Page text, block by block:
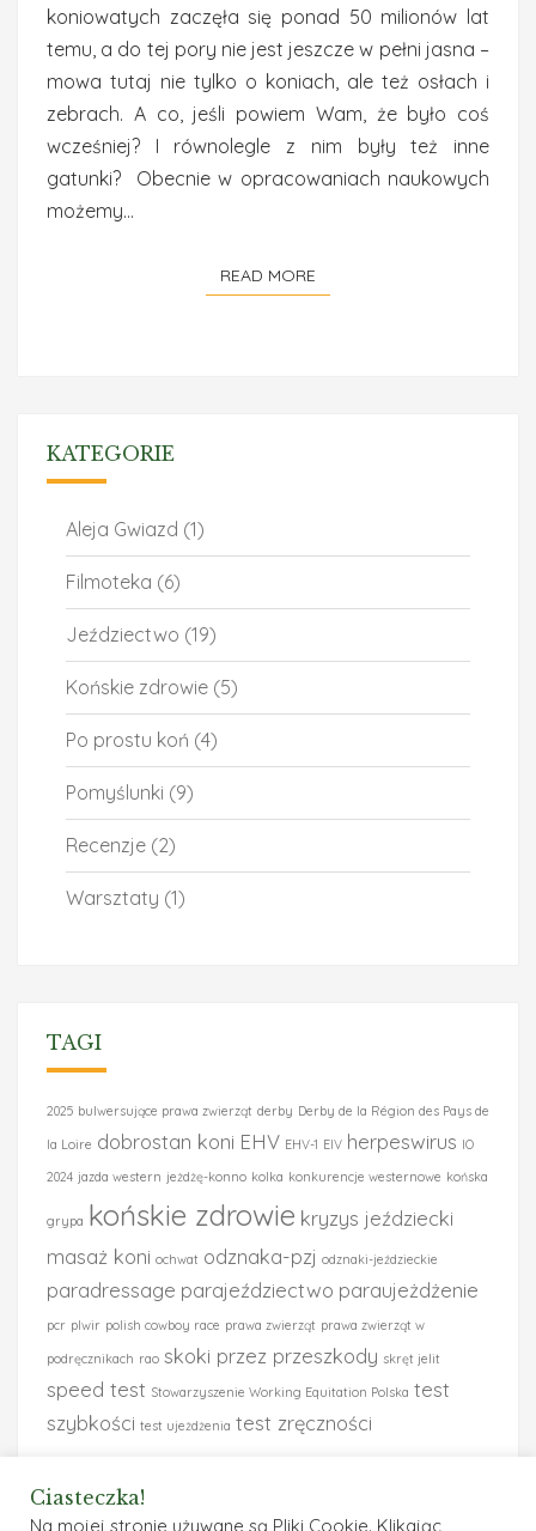
koniowatych zaczęła się ponad 50 milionów lat
temu, a do tej pory nie jest jeszcze w pełni jasna –
mowa tutaj nie tylko o koniach, ale też osłach i
zebrach. A co, jeśli powiem Wam, że było coś
wcześniej? I równolegle z nim były też inne
gatunki? Obecnie w opracowaniach naukowych
możemy…
READ MORE
KATEGORIE
Aleja Gwiazd (1)
Filmoteka (6)
Jeździectwo (19)
Końskie zdrowie (5)
Po prostu koń (4)
Pomyślunki (9)
Recenzje (2)
Warsztaty (1)
TAGI
2025 bulwersujące prawa zwierząt derby Derby de la Région des Pays de
la Loire dobrostan koni EHV EHV-1 EIV herpeswirus IO
2024 jazda western jeżdżę-konno kolka konkurencje westernowe końska
grypa końskie zdrowie kryzys jeździecki
masaż koni ochwat odznaka-pzj odznaki-jeździeckie
paradressage parajeździectwo paraujeżdżenie
pcr plwir polish cowboy race prawa zwierząt prawa zwierząt w
podręcznikach rao skoki przez przeszkody skręt jelit
speed test Stowarzyszenie Working Equitation Polska test
szybkości test ujeżdżenia test zręczności
working
Ciasteczka!
Na mojej stronie używane są Pliki Cookie. Klikając